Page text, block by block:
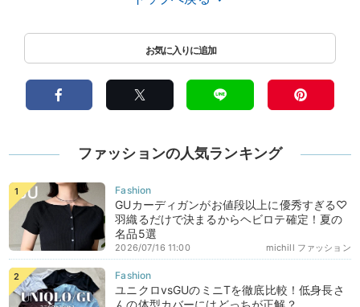
ファッションの人気ランキング
GUカーディガンがお値段以上に優秀すぎる♡
羽織るだけで決まるからヘビロテ確定！夏の
名品5選
michill ファッション
2026/07/16 11:00
ユニクロvsGUのミニTを徹底比較！低身長さ